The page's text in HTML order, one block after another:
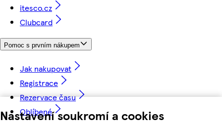
Nastavení soukromí a cookies
itesco.cz
Clubcard
Pomoc s prvním nákupem
Jak nakupovat
Registrace
Rezervace času
Oblíbené